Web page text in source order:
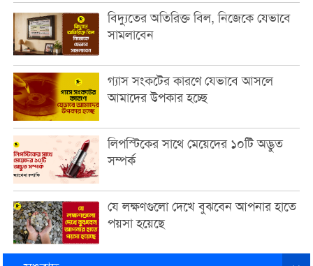
বিদ্যুতের অতিরিক্ত বিল, নিজেকে যেভাবে
সামলাবেন
গ্যাস সংকটের কারণে যেভাবে আসলে
আমাদের উপকার হচ্ছে
লিপস্টিকের সাথে মেয়েদের ১০টি অদ্ভুত
সম্পর্ক
যে লক্ষণগুলো দেখে বুঝবেন আপনার হাতে
পয়সা হয়েছে